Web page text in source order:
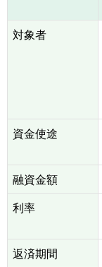
対象者
資金使途
融資金額
利率
返済期間